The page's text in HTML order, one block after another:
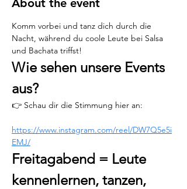
Komm vorbei und tanz dich durch die
Nacht, während du coole Leute bei Salsa
und Bachata triffst!
Wie sehen unsere Events
aus?
👉 Schau dir die Stimmung hier an:
https://www.instagram.com/reel/DW7Q5e5i
EMJ/
Freitagabend = Leute
kennenlernen, tanzen,